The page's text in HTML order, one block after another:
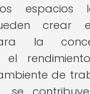
espacios
crear
la
de